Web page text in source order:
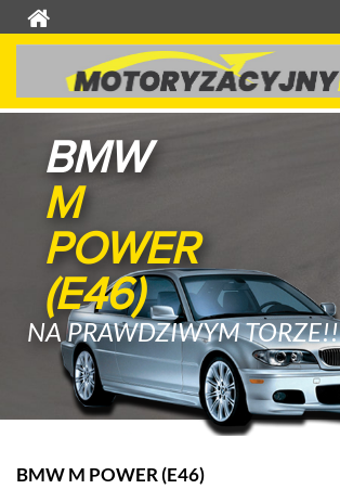
BMW
M
POWER
(E46)
NA PRAWDZIWYM TORZE!!
BMW M POWER (E46)